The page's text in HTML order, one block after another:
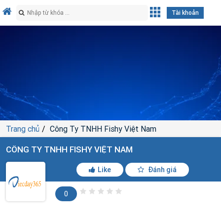
Tài khoản
Trang chủ Công Ty TNHH Fishy Việt Nam
CÔNG TY TNHH FISHY VIỆT NAM
Like Đánh giá
0